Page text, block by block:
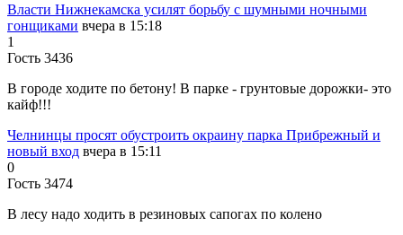
Власти Нижнекамска усилят борьбу с шумными ночными
гонщиками вчера в 15:18
1
Гость 3436
В городе ходите по бетону! В парке - грунтовые дорожки- это
кайф!!!
Челнинцы просят обустроить окраину парка Прибрежный и
новый вход вчера в 15:11
0
Гость 3474
В лесу надо ходить в резиновых сапогах по колено